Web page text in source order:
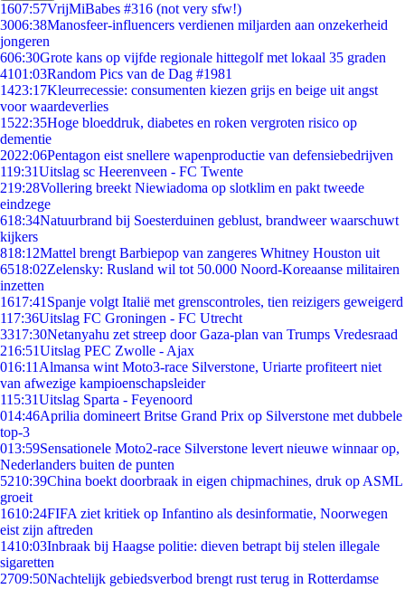
1607:57VrijMiBabes #316 (not very sfw!)
3006:38Manosfeer-influencers verdienen miljarden aan onzekerheid
jongeren
606:30Grote kans op vijfde regionale hittegolf met lokaal 35 graden
4101:03Random Pics van de Dag #1981
1423:17Kleurrecessie: consumenten kiezen grijs en beige uit angst
voor waardeverlies
1522:35Hoge bloeddruk, diabetes en roken vergroten risico op
dementie
2022:06Pentagon eist snellere wapenproductie van defensiebedrijven
119:31Uitslag sc Heerenveen - FC Twente
219:28Vollering breekt Niewiadoma op slotklim en pakt tweede
eindzege
618:34Natuurbrand bij Soesterduinen geblust, brandweer waarschuwt
kijkers
818:12Mattel brengt Barbiepop van zangeres Whitney Houston uit
6518:02Zelensky: Rusland wil tot 50.000 Noord-Koreaanse militairen
inzetten
1617:41 Spanje volgt Italië met grenscontroles, tien reizigers geweigerd
117:36Uitslag FC Groningen - FC Utrecht
3317:30Netanyahu zet streep door Gaza-plan van Trumps Vredesraad
216:51Uitslag PEC Zwolle - Ajax
016:11 Almansa wint Moto3-race Silverstone, Uriarte profiteert niet
van afwezige kampioenschapsleider
115:31Uitslag Sparta - Feyenoord
014:46Aprilia domineert Britse Grand Prix op Silverstone met dubbele
top-3
013:59Sensationele Moto2-race Silverstone levert nieuwe winnaar op,
Nederlanders buiten de punten
5210:39China boekt doorbraak in eigen chipmachines, druk op ASML
groeit
1610:24FIFA ziet kritiek op Infantino als desinformatie, Noorwegen
eist zijn aftreden
1410:03Inbraak bij Haagse politie: dieven betrapt bij stelen illegale
sigaretten
2709:50Nachtelijk gebiedsverbod brengt rust terug in Rotterdamse